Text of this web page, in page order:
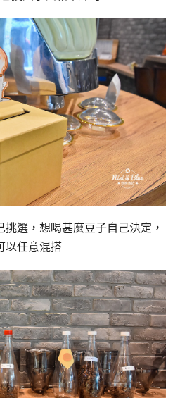
挑選，想喝甚麼豆子自己決定，
以任意混搭